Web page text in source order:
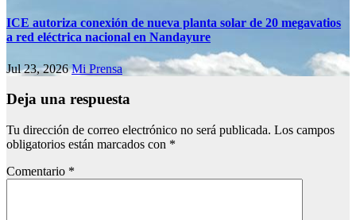
ICE autoriza conexión de nueva planta solar de 20 megavatios
a red eléctrica nacional en Nandayure
Jul 23, 2026Mi Prensa
Deja una respuesta
Tu dirección de correo electrónico no será publicada. Los campos
obligatorios están marcados con *
Comentario *